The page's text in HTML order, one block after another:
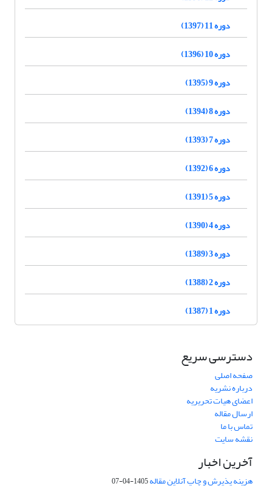
دوره 11 (1397)
دوره 10 (1396)
دوره 9 (1395)
دوره 8 (1394)
دوره 7 (1393)
دوره 6 (1392)
دوره 5 (1391)
دوره 4 (1390)
دوره 3 (1389)
دوره 2 (1388)
دوره 1 (1387)
دسترسی سریع
صفحه اصلی
درباره نشریه
اعضای هیات تحریریه
ارسال مقاله
تماس با ما
نقشه سایت
آخرین اخبار
هزینه پذیرش و چاپ آنلاین مقاله1405-04-07